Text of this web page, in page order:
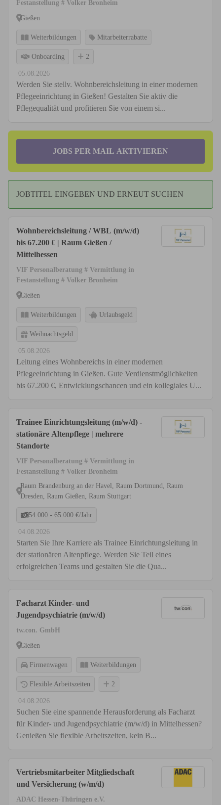
Festanstellung # Volker Bronheim
Gießen
Weiterbildungen Mitarbeiterrabatte
Onboarding 2
05.08.2026
Werden Sie stellv. Wohnbereichsleitung in einer modernen
Pflegeeinrichtung in Gießen! Gestalten Sie aktiv die
Pflegequalität und profitieren Sie von einem si...
JOBS PER MAIL AKTIVIEREN
JOBTITEL EINGEBEN UND ERNEUT SUCHEN
Wohnbereichsleitung / WBL (m/w/d)
bis 67.200 € | Raum Gießen /
Mittelhessen
VIF Personalberatung # Vermittlung in
Festanstellung # Volker Bronheim
Gießen
Weiterbildungen Urlaubsgeld
Weihnachtsgeld
05.08.2026
Leitung eines Wohnbereichs in einer modernen
Pflegeeinrichtung in Gießen. Gute Verdienstmöglichkeiten
bis 67.200 €, Entwicklungschancen und ein kollegiales U...
Trainee Einrichtungsleitung (m/w/d) -
stationäre Altenpflege | mehrere
Standorte
VIF Personalberatung # Vermittlung in
Festanstellung # Volker Bronheim
Raum Brandenburg an der Havel, Raum Dortmund, Raum
Dresden, Raum Gießen, Raum Stuttgart
54.000 - 65.000 €/Jahr
04.08.2026
Starten Sie Ihre Karriere als Trainee Einrichtungsleitung in
der stationären Altenpflege. Werden Sie Teil eines
erfolgreichen Teams und gestalten Sie die Qua...
Facharzt Kinder- und
Jugendpsychiatrie (m/w/d)
tw.con. GmbH
Gießen
Firmenwagen Weiterbildungen
Flexible Arbeitszeiten 2
04.08.2026
Suchen Sie eine spannende Herausforderung als Facharzt
für Kinder- und Jugendpsychiatrie (m/w/d) in Mittelhessen?
Genießen Sie flexible Arbeitszeiten, kein B...
Vertriebsmitarbeiter Mitgliedschaft
und Versicherung (w/m/d)
ADAC Hessen-Thüringen e.V.